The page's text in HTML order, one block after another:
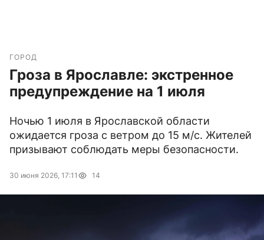
ГОРОД
Гроза в Ярославле: экстренное
предупреждение на 1 июля
Ночью 1 июля в Ярославской области
ожидается гроза с ветром до 15 м/с. Жителей
призывают соблюдать меры безопасности.
30 июня 2026, 17:11 14